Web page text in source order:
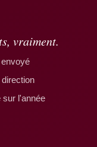
vraiment.
sur l'année